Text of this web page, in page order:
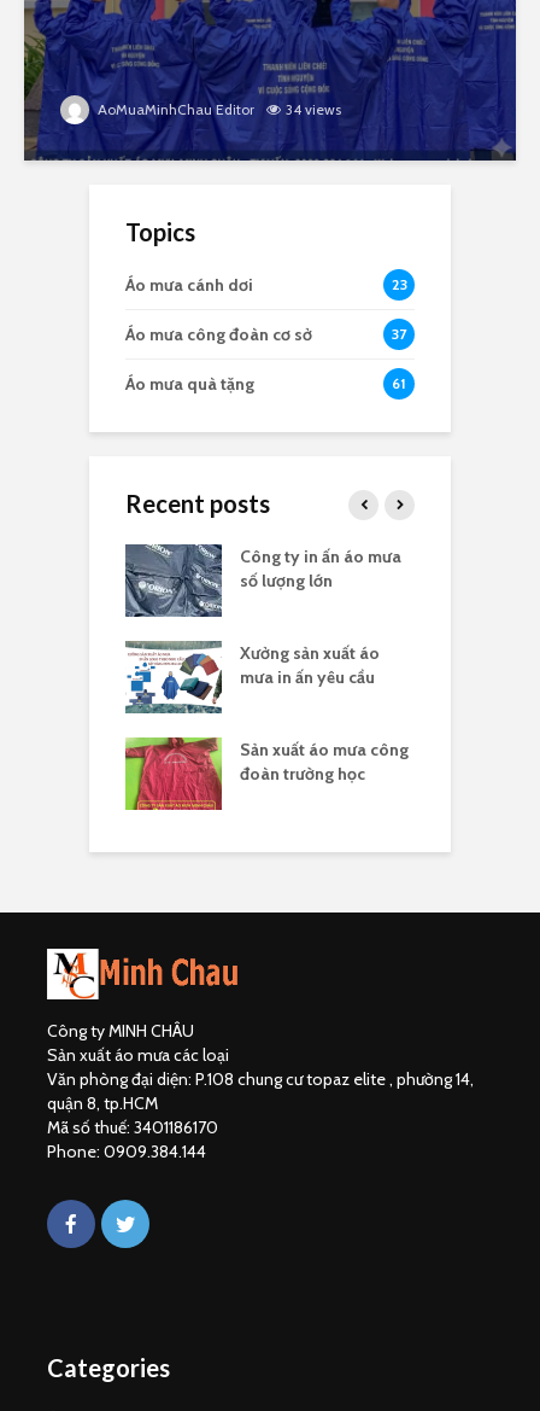
AoMuaMinhChau Editor 34 views
Topics
Áo mưa cánh dơi 23
Áo mưa công đoàn cơ sở 37
Áo mưa quà tặng 61
Recent posts
Công ty in ấn áo mưa
số lượng lớn
Xưởng sản xuất áo
mưa in ấn yêu cầu
Sản xuất áo mưa công
đoàn trường học
Công ty MINH CHÂU
Sản xuất áo mưa các loại
Văn phòng đại diện: P.108 chung cư topaz elite , phường 14,
quận 8, tp.HCM
Mã số thuế: 3401186170
Phone: 0909.384.144
Categories